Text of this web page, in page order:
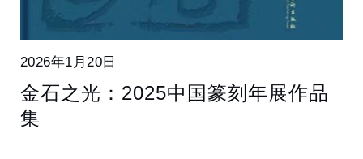
2026年1月20日
金石之光：2025中国篆刻年展作品
集